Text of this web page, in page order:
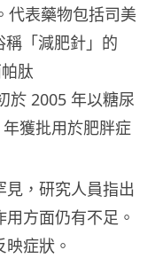
代表藥物包括司美
「減肥針」的
肽
於 2005 年以糖尿
獲批用於肥胖症
，研究人員指出
方面仍有不足。
症狀。